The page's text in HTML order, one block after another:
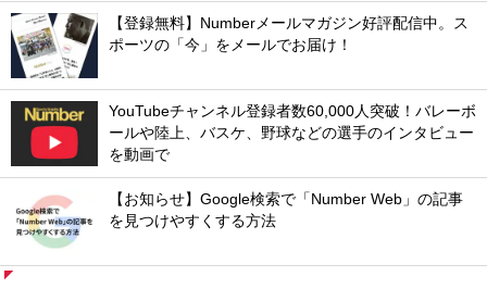
【登録無料】Numberメールマガジン好評配信中。ス
ポーツの「今」をメールでお届け！
YouTubeチャンネル登録者数60,000人突破！バレーボ
ールや陸上、バスケ、野球などの選手のインタビュー
を動画で
【お知らせ】Google検索で「Number Web」の記事
を見つけやすくする方法